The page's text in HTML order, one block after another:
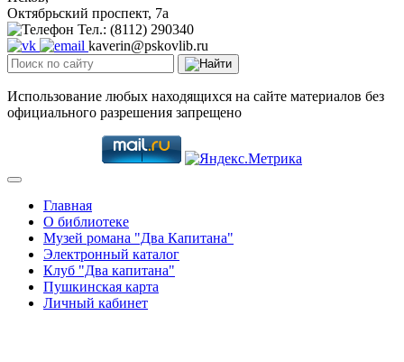
Октябрьский проспект, 7a
Тел.: (8112) 290340
kaverin@pskovlib.ru
Использование любых находящихся на сайте материалов без
официального разрешения запрещено
Главная
О библиотеке
Музей романа "Два Капитана"
Электронный каталог
Клуб "Два капитана"
Пушкинская карта
Личный кабинет